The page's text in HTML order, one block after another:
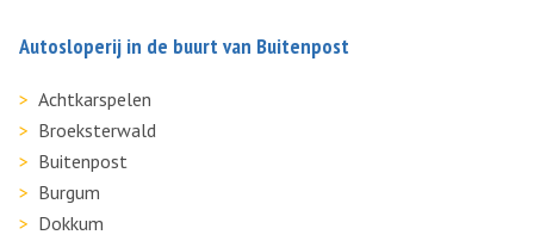
Autosloperij in de buurt van Buitenpost
Achtkarspelen
Broeksterwald
Buitenpost
Burgum
Dokkum